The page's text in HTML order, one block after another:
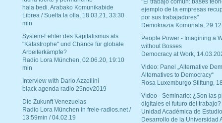
hala bedi. Arabako Komunikabide
Librea / Suelta la olla, 18.03.21, 33:30
min
System-Fehler des Kapitalismus als
"Katastrophe" und Chance für globale
Arbeiterkämpfe?
Radio Lora München, 02.06.20, 19:10
min
Interview with Dario Azzellini
black agenda radio 25nov2019
Die Zukunft Venezuelas
Radio Lora München in freie-radios.net /
13:59min / 04.02.19
"El trabajo común: bases
ejemplo de la empresas
por sus trabajadores"
Demokrazia Komunala,
People Power - Imagining a
without Bosses
Democracy at Work,
Video: Panel „Alternative
Alternatives to Democracy“
Rosa Luxemburgo Stiftung,
Vídeo - Seminario: ¿Son las
digitales el futuro del trabajo?
Unidad Académica de
Desarrollo de la Universidad